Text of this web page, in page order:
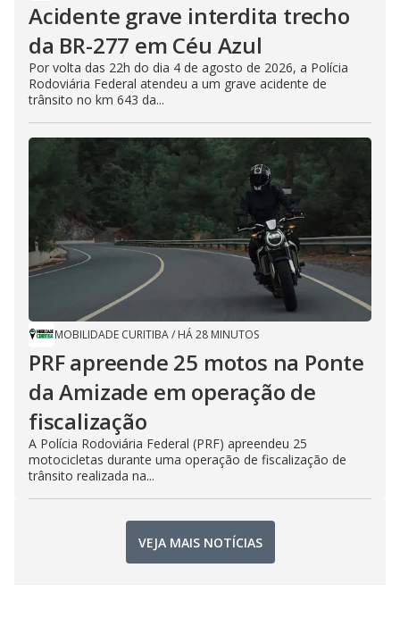
Acidente grave interdita trecho
da BR-277 em Céu Azul
Por volta das 22h do dia 4 de agosto de 2026, a Polícia
Rodoviária Federal atendeu a um grave acidente de
trânsito no km 643 da...
MOBILIDADE CURITIBA/ HÁ 28 MINUTOS
PRF apreende 25 motos na Ponte
da Amizade em operação de
fiscalização
A Polícia Rodoviária Federal (PRF) apreendeu 25
motocicletas durante uma operação de fiscalização de
trânsito realizada na...
VEJA MAIS NOTÍCIAS